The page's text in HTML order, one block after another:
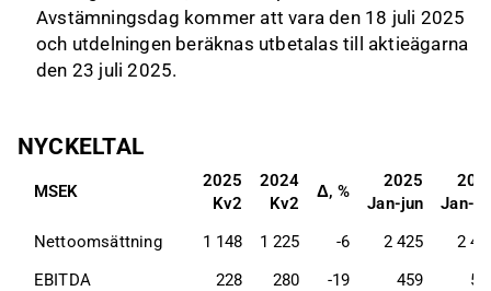
Avstämningsdag kommer att vara den 18 juli 2025
och utdelningen beräknas utbetalas till aktieägarna
den 23 juli 2025.
NYCKELTAL
MSEK
2025
Kv2
2024
Kv2
Δ, %
2025
Jan-jun
Jan-
Nettoomsättning
1 148 1 225 -6 2 425
2
EBITDA
228 280 -19 459